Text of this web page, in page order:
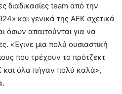
διαδικασίες team από την
και γενικά της ΑΕΚ σχετικά
όσων απαιτούνται για να
«Έγινε μια πολύ ουσιαστική
που τρέχουν το πρότζεκτ
και όλα πήγαν πολύ καλά»,